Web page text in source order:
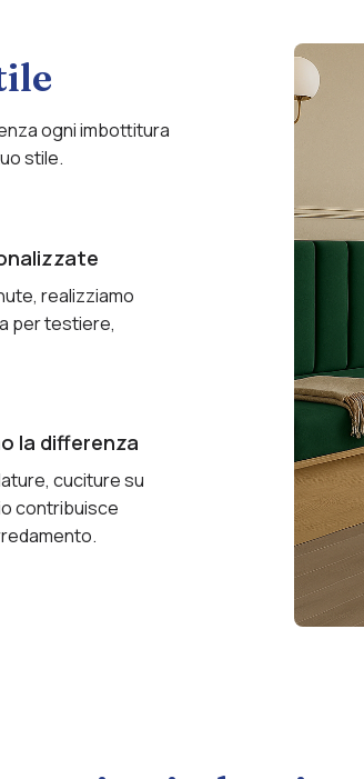
ogni imbottitura
stile.
realizziamo
per testiere,
la differenza
cuciture su
contribuisce